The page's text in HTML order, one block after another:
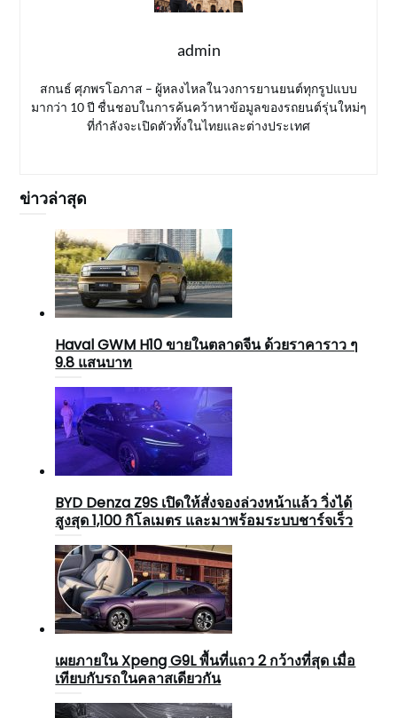
admin
สกนธ์ ศุภพรโอภาส – ผู้หลงไหลในวงการยานยนต์ทุกรูปแบบ
มากว่า 10 ปี ชื่นชอบในการค้นคว้าหาข้อมูลของรถยนต์รุ่นใหม่ๆ
ที่กำลังจะเปิดตัวทั้งในไทยและต่างประเทศ
ข่าวล่าสุด
Haval GWM H10 ขายในตลาดจีน ด้วยราคาราว ๆ
9.8 แสนบาท
BYD Denza Z9S เปิดให้สั่งจองล่วงหน้าแล้ว วิ่งได้
สูงสุด 1,100 กิโลเมตร และมาพร้อมระบบชาร์จเร็ว
เผยภายใน Xpeng G9L พื้นที่แถว 2 กว้างที่สุด เมื่อ
เทียบกับรถในคลาสเดียวกัน